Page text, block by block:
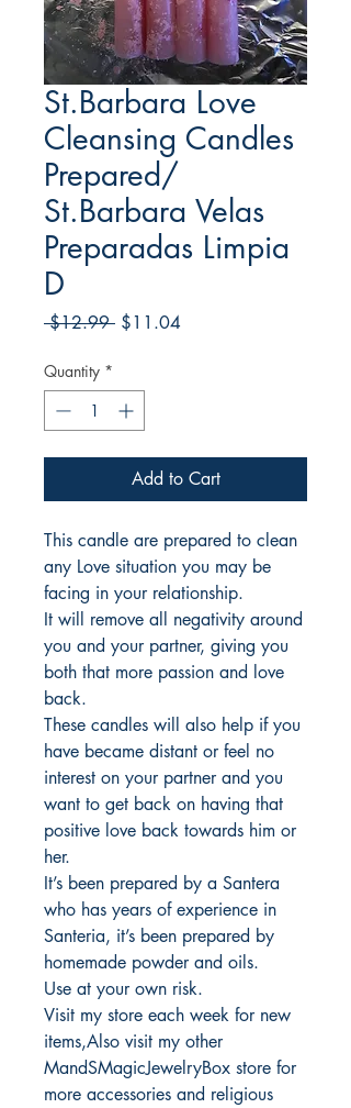
St.Barbara Love
Cleansing Candles
Prepared/
St.Barbara Velas
Preparadas Limpia
D
$12.99 Regular
$11.04Sale
Quantity *
Add to Cart
This candle are prepared to clean
any Love situation you may be
facing in your relationship.
It will remove all negativity around
you and your partner, giving you
both that more passion and love
back.
These candles will also help if you
have became distant or feel no
interest on your partner and you
want to get back on having that
positive love back towards him or
her.
It’s been prepared by a Santera
who has years of experience in
Santeria, it’s been prepared by
homemade powder and oils.
Use at your own risk.
Visit my store each week for new
items,Also visit my other
MandSMagicJewelryBox store for
more accessories and religious